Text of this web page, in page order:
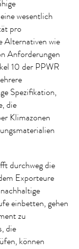
wesentlich
pro
Alternativen wie
Anforderungen
10 der PPWR
Spezifikation,
die
Klimazonen
durchweg die
Exporteure
einbetten, gehen
zu
die
können